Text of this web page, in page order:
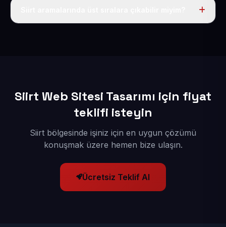
Siirt Web Sitesi Tasarımı için fiyat
teklifi isteyin
Siirt bölgesinde işiniz için en uygun çözümü
konuşmak üzere hemen bize ulaşın.
Ücretsiz Teklif Al